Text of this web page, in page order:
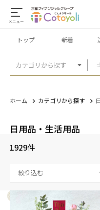
メニュー
カテゴリから探す
トップ 新着
ホーム カテゴリから探す
日用品・生活用品
1929件
絞り込む